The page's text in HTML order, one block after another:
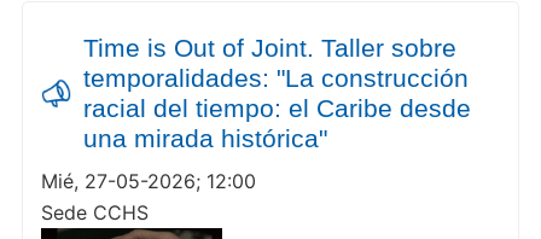
Time is Out of Joint. Taller sobre
temporalidades: "La construcción
racial del tiempo: el Caribe desde
una mirada histórica"
Mié, 27-05-2026; 12:00
Sede CCHS